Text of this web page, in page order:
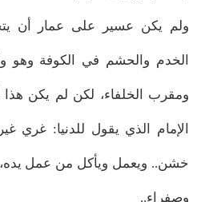
ولم يكن عسير على عمار أن
الخدم والحشم في الكوفة وهو
ومقرب الخلفاء، لكن لم يكن
الإمام الذي يقول للدنيا: غري
خشن.. ويعمل ويأكل من عمل يده،
وصفراء..